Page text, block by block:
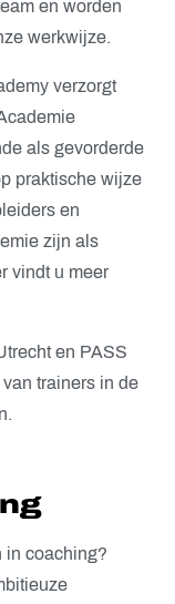
en worden
werkwijze.
verzorgt
als gevorderde
praktische wijze
en
zijn als
vindt u meer
en PASS
trainers in de
in coaching?